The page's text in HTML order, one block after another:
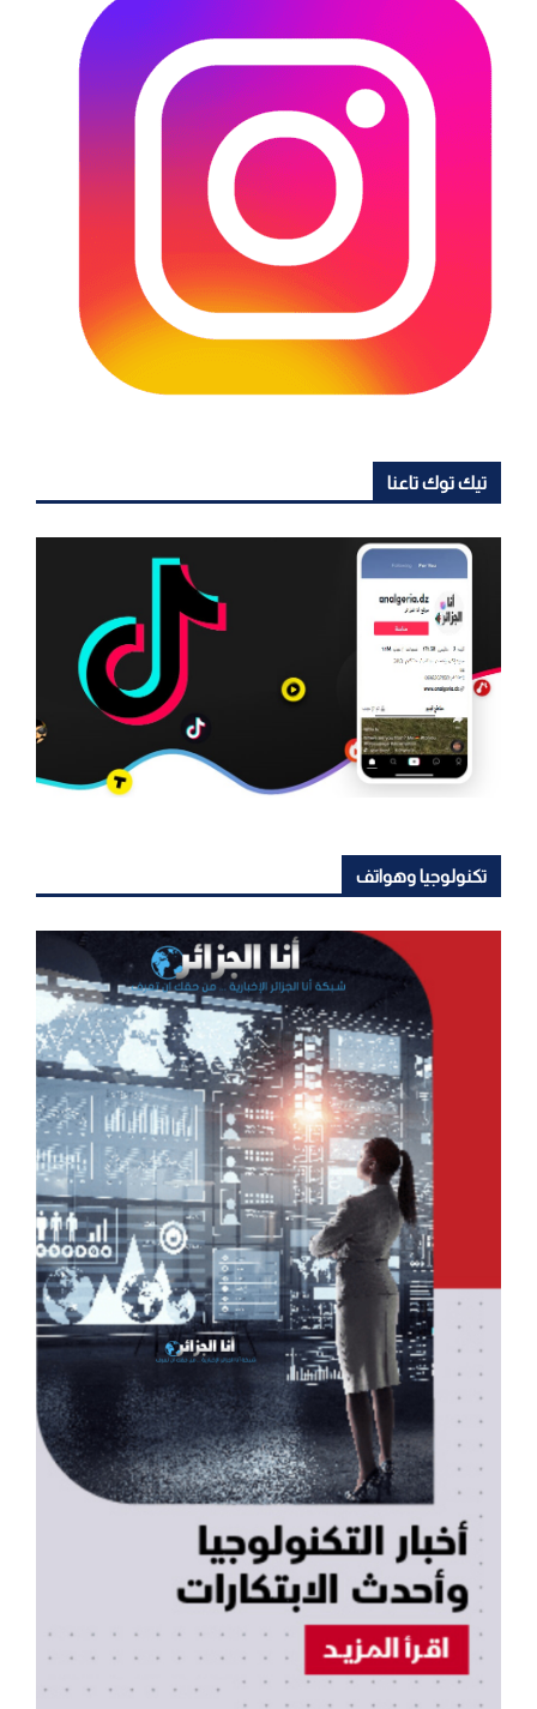
تيك توك تاعنا
تكنولوجيا وهواتف